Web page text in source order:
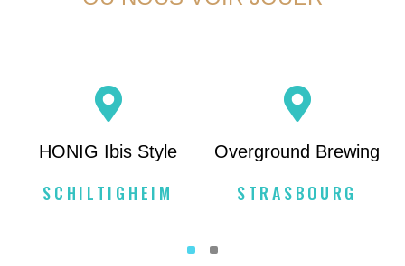
HONIG Ibis Style
SCHILTIGHEIM
Overground Brewing
STRASBOURG